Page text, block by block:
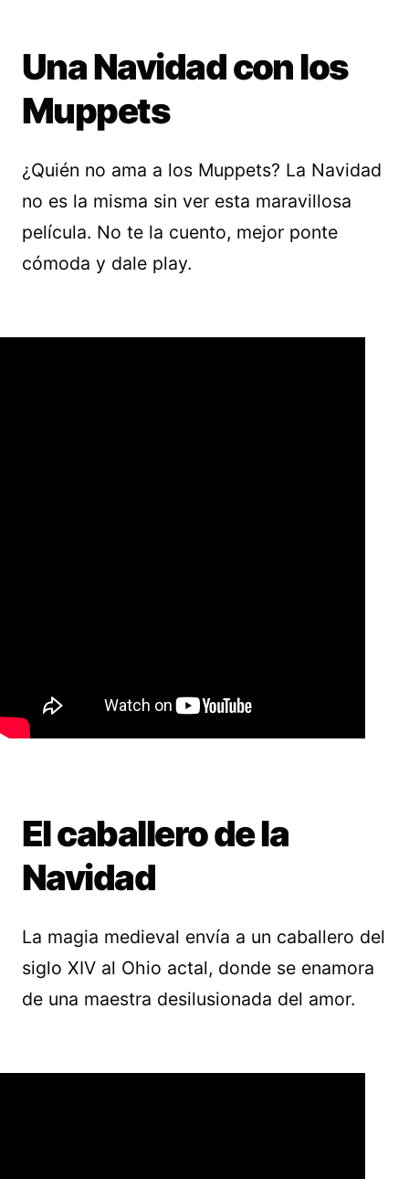
Una Navidad con los
Muppets
¿Quién no ama a los Muppets? La Navidad
no es la misma sin ver esta maravillosa
película. No te la cuento, mejor ponte
cómoda y dale play.
El caballero de la
Navidad
La magia medieval envía a un caballero del
siglo XIV al Ohio actal, donde se enamora
de una maestra desilusionada del amor.